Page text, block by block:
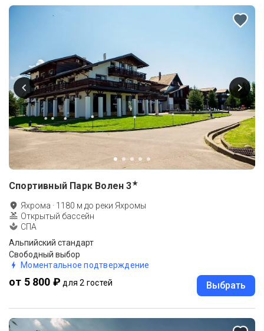
Спортивный Парк Волен 3★
Яхрома · 1180 м до реки Яхромы
Открытый бассейн
СПА
Альпийский стандарт
Свободный выбор
Моментальное подтверждение
от 5 800 ₽ для 2 гостей Выбрать